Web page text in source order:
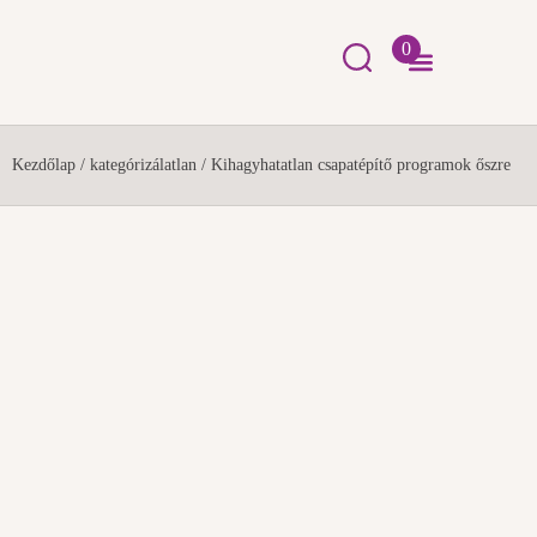
0
Kezdőlap / kategórizálatlan / Kihagyhatatlan csapatépítő programok őszre